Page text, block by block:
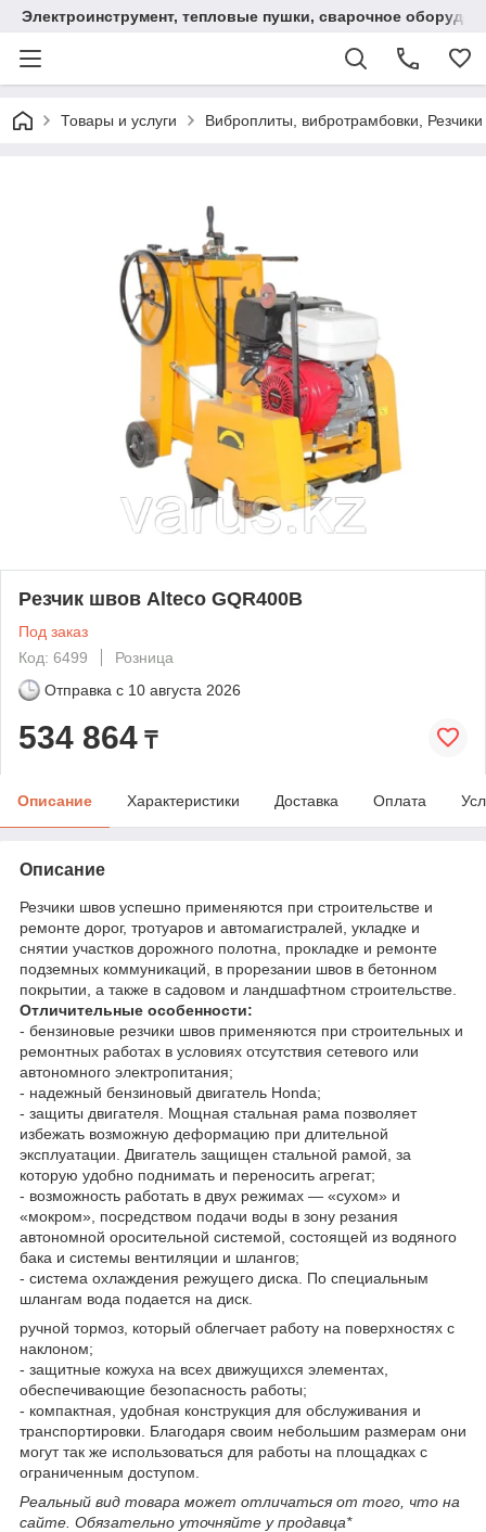
Электроинструмент, тепловые пушки, сварочное
Товары и услуги Виброплиты, вибротрамбовки,
Резчик швов Alteco GQR400B
Под заказ
Код: 6499
Розница
Отправка с 10 августа 2026
534 864 ₸
Описание Характеристики Доставка Оплата
Описание
Резчики швов успешно применяются при строительстве и
ремонте дорог, тротуаров и автомагистралей, укладке и
снятии участков дорожного полотна, прокладке и ремонте
подземных коммуникаций, в прорезании швов в бетонном
покрытии, а также в садовом и ландшафтном строительстве.
Отличительные особенности:
- бензиновые резчики швов применяются при строительных и
ремонтных работах в условиях отсутствия сетевого или
автономного электропитания;
- надежный бензиновый двигатель Honda;
- защиты двигателя. Мощная стальная рама позволяет
избежать возможную деформацию при длительной
эксплуатации. Двигатель защищен стальной рамой, за
которую удобно поднимать и переносить агрегат;
- возможность работать в двух режимах — «сухом» и
«мокром», посредством подачи воды в зону резания
автономной оросительной системой, состоящей из водяного
бака и системы вентиляции и шлангов;
- система охлаждения режущего диска. По специальным
шлангам вода подается на диск.
ручной тормоз, который облегчает работу на поверхностях с
наклоном;
- защитные кожуха на всех движущихся элементах,
обеспечивающие безопасность работы;
- компактная, удобная конструкция для обслуживания и
транспортировки. Благодаря своим небольшим размерам они
могут так же использоваться для работы на площадках с
ограниченным доступом.
Реальный вид товара может отличаться от того, что на
сайте. Обязательно уточняйте у продавца*